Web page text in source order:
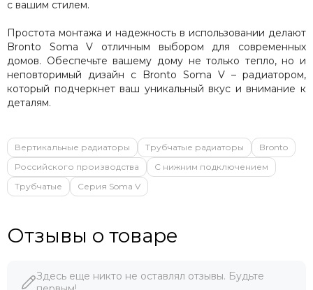
с вашим стилем.
Простота монтажа и надежность в использовании делают
Bronto Soma V отличным выбором для современных
домов. Обеспечьте вашему дому не только тепло, но и
неповторимый дизайн с Bronto Soma V – радиатором,
который подчеркнет ваш уникальный вкус и внимание к
деталям.
Вертикальные радиаторы Трубчатые радиаторы
Bronto
Российского производства
С нижним подключением
Трубчатые
Серия Soma V
Отзывы о товаре
Здесь еще никто не оставлял отзывы. Будьте